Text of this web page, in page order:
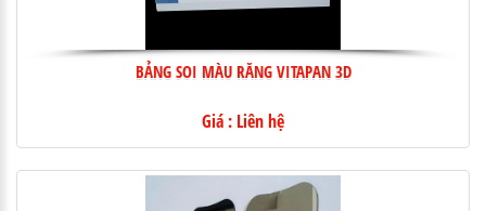
BẢNG SOI MÀU RĂNG VITAPAN 3D
Giá : Liên hệ